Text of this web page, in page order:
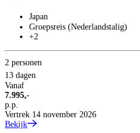
Japan
Groepsreis (Nederlandstalig)
+2
2 personen
13 dagen
Vanaf
7.995,-
p.p.
Vertrek 14 november 2026
Bekijk